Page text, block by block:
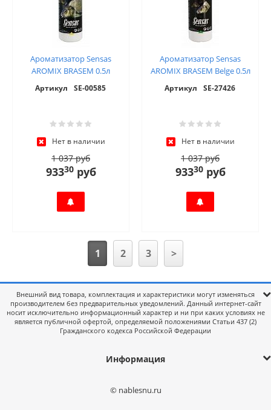
Ароматизатор Sensas
AROMIX BRASEM 0.5л
Артикул SE-00585
Нет в наличии
1 037 руб
93330руб
Ароматизатор Sensas
AROMIX BRASEM Belge 0.5л
Артикул SE-27426
Нет в наличии
1 037 руб
93330руб
1 2 3 >
Внешний вид товара, комплектация и характеристики могут изменяться
производителем без предварительных уведомлений. Данный интернет-сайт
носит исключительно информационный характер и ни при каких условиях не
является публичной офертой, определяемой положениями Статьи 437 (2)
Гражданского кодекса Российской Федерации
Информация
© nablesnu.ru